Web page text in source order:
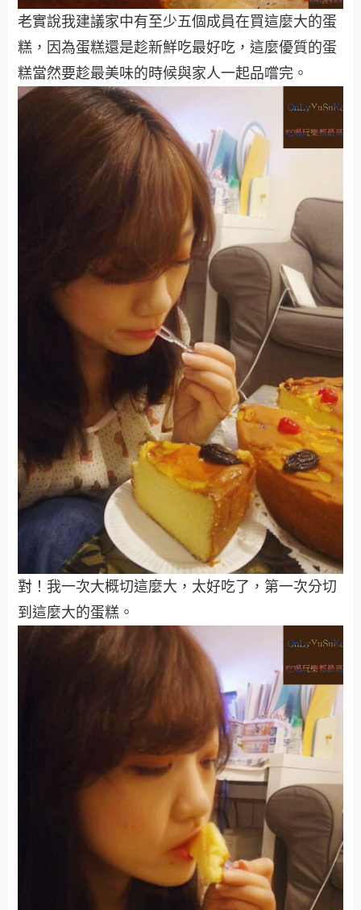
老實說我建議家中有至少五個成員在買這麼大的蛋
糕，因為蛋糕還是趁新鮮吃最好吃，這麼優質的蛋
糕當然要趁最美味的時候與家人一起品嚐完。
對！我一次大概切這麼大，太好吃了，第一次分切
到這麼大的蛋糕。